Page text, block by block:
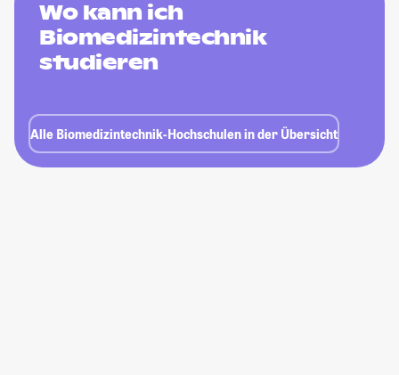
Wo kann ich
Biomedizintechnik
studieren
Alle Biomedizintechnik-Hochschulen in der Übersicht